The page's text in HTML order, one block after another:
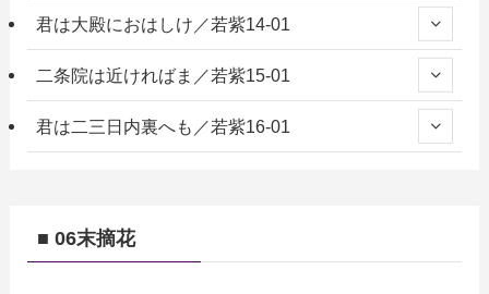
君は大殿におはしけ／若紫14-01
二条院は近ければま／若紫15-01
君は二三日内裏へも／若紫16-01
■ 06末摘花